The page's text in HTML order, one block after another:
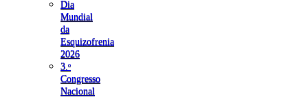
Dia
Mundial
da
Esquizofrenia
2026
3.ᵒ
Congresso
Nacional